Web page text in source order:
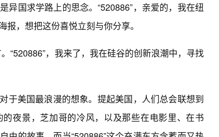
异国求学路上的思念。“520886”，亲爱的，我在纽
，想把这份喜悦立刻与你分享。
“520886”，我来了，我在硅谷的创新浪潮中，寻找
于美国最浪漫的想象。提起美国，人们总会联想到
夜景，芝加哥的冷风，以及那些在电影里、在书